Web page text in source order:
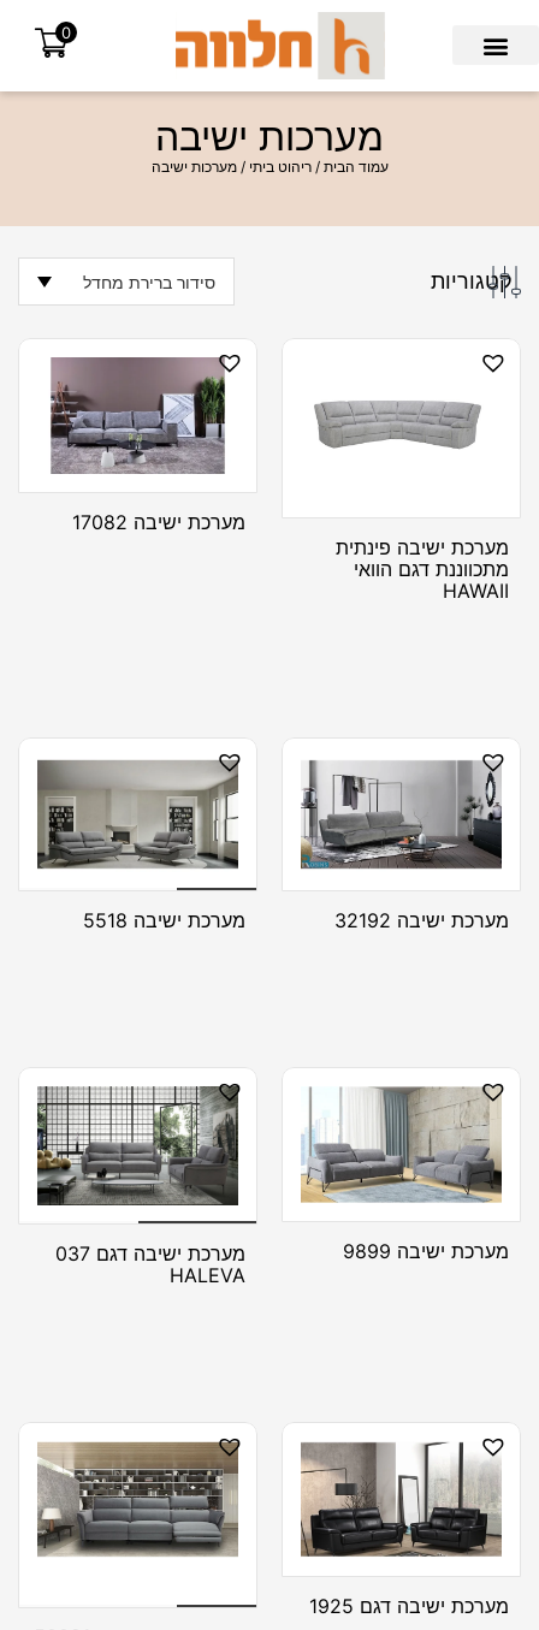
0
מערכות ישיבה
עמוד הבית /ריהוט ביתי / מערכות ישיבה
קטגוריות סידור ברירת מחדל
מערכת ישיבה פינתית
מתכווננת דגם הוואי
HAWAII
מערכת ישיבה 17082
מערכת ישיבה 32192 מערכת ישיבה 5518
מערכת ישיבה 9899
מערכת ישיבה דגם 037
HALEVA
מערכת ישיבה דגם 1925